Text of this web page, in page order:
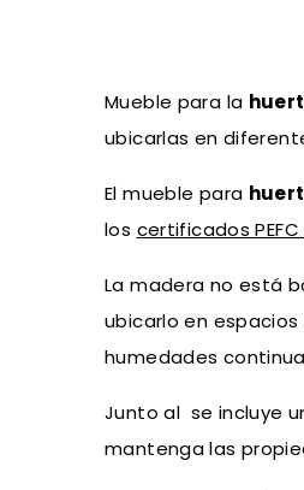
Mueble para la
ubicarlas en
El mueble para
los certificados PEFC
La madera no está
ubicarlo en
humedades
Junto al se incluye
mantenga las